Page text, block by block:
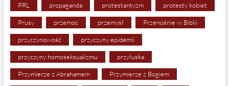
PRL propaganda protestantyzm protesty kobiet
Prusy przemoc przemysł Przenośnie w Biblii
przyczynowość przyczyny epidemii
przyczyny homoseksualizmu przyłuska
Przymierze z Abrahamem Przymierze z Bogiem